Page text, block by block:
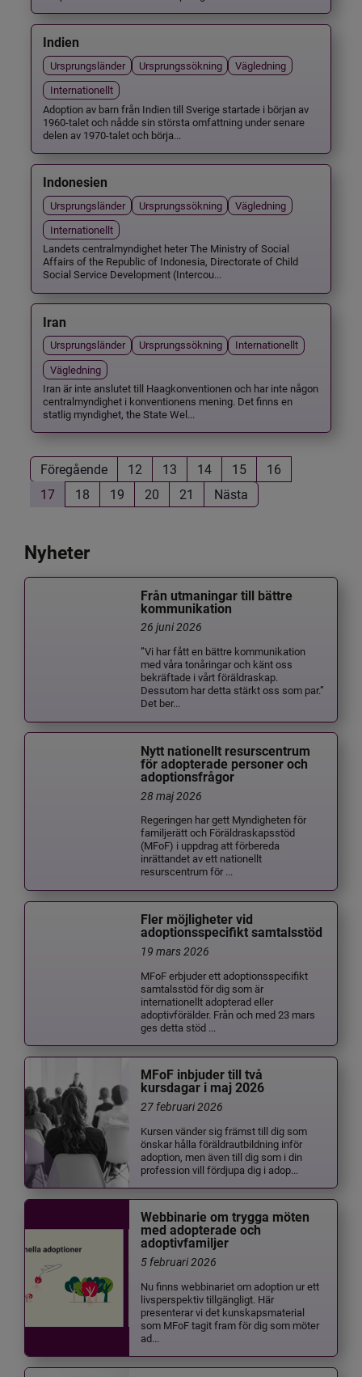
Indien
Ursprungsländer Ursprungssökning
Vägledning
Internationellt
Adoption av barn från Indien till Sverige startade i början av
1960-talet och nådde sin största omfattning under senare
delen av 1970-talet och börja...
Indonesien
Ursprungsländer Ursprungssökning
Vägledning
Internationellt
Landets centralmyndighet heter The Ministry of Social
Affairs of the Republic of Indonesia, Directorate of Child
Social Service Development (Intercou...
Iran
Ursprungsländer Ursprungssökning
Internationellt
Vägledning
Iran är inte anslutet till Haagkonventionen och har inte någon
centralmyndighet i konventionens mening. Det finns en
statlig myndighet, the State Wel...
Föregående 12 13 14 15
16
17
18 19 20 21 Nästa
Nyheter
Från utmaningar till bättre
kommunikation
26 juni 2026
”Vi har fått en bättre kommunikation
med våra tonåringar och känt oss
bekräftade i vårt föräldraskap.
Dessutom har detta stärkt oss som par.”
Det ber...
Nytt nationellt resurscentrum
för adopterade personer och
adoptionsfrågor
28 maj 2026
Regeringen har gett Myndigheten för
familjerätt och Föräldraskapsstöd
(MFoF) i uppdrag att förbereda
inrättandet av ett nationellt
resurscentrum för ...
Fler möjligheter vid
adoptionsspecifikt samtalsstöd
19 mars 2026
MFoF erbjuder ett adoptionsspecifikt
samtalsstöd för dig som är
internationellt adopterad eller
adoptivförälder. Från och med 23 mars
ges detta stöd ...
MFoF inbjuder till två
kursdagar i maj 2026
27 februari 2026
Kursen vänder sig främst till dig som
önskar hålla föräldrautbildning inför
adoption, men även till dig som i din
profession vill fördjupa dig i adop...
Webbinarie om trygga möten
med adopterade och
adoptivfamiljer
5 februari 2026
Nu finns webbinariet om adoption ur ett
livsperspektiv tillgängligt. Här
presenterar vi det kunskapsmaterial
som MFoF tagit fram för dig som möter
ad...